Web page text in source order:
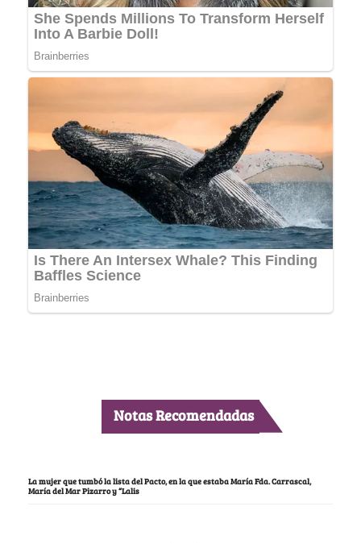
Notas Recomendadas
La mujer que tumbó la lista del Pacto, en la que estaba María Fda. Carrascal,
María del Mar Pizarro y “Lalis